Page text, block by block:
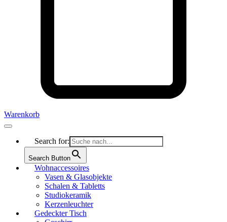
Warenkorb
Search for:
Search Button
Wohnaccessoires
Vasen & Glasobjekte
Schalen & Tabletts
Studiokeramik
Kerzenleuchter
Gedeckter Tisch